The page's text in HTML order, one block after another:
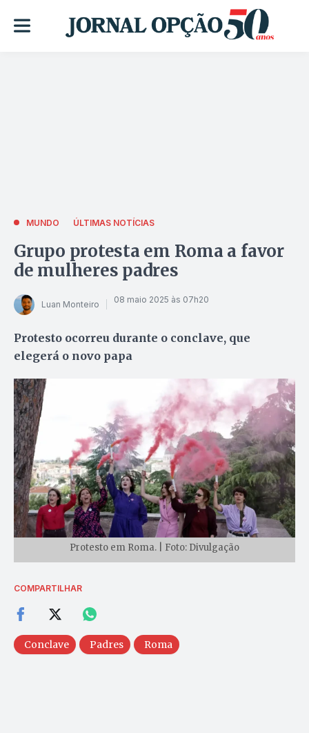
MUNDO ÚLTIMAS NOTÍCIAS
Grupo protesta em Roma a favor
de mulheres padres
Luan Monteiro 08 maio 2025 às 07h20
Protesto ocorreu durante o conclave, que
elegerá o novo papa
Protesto em Roma. | Foto: Divulgação
COMPARTILHAR
Conclave Padres Roma